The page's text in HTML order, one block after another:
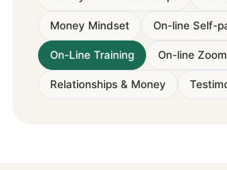
Money Mindset On-line Self-
On-Line Training On-line
Relationships & Money